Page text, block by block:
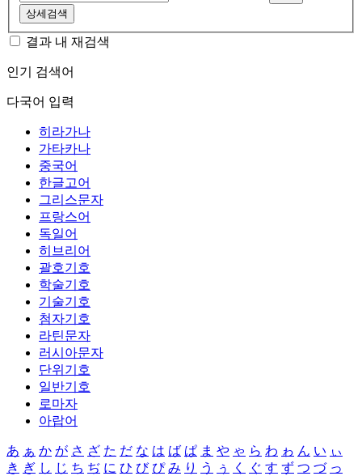
상세검색
결과 내 재검색
인기 검색어
다국어 입력
히라가나
가타카나
중국어
한글고어
그리스문자
프랑스어
독일어
히브리어
괄호기호
학술기호
기술기호
첨자기호
라틴문자
러시아문자
단위기호
일반기호
로마자
아랍어
あ ぁ か が さ ざ た だ な は ば ぱ ま や ゃ ら わ ゎ ん い ぃ
き ぎ し じ ち ぢ に ひ び ぴ み り う ぅ く ぐ す ず つ づ っ